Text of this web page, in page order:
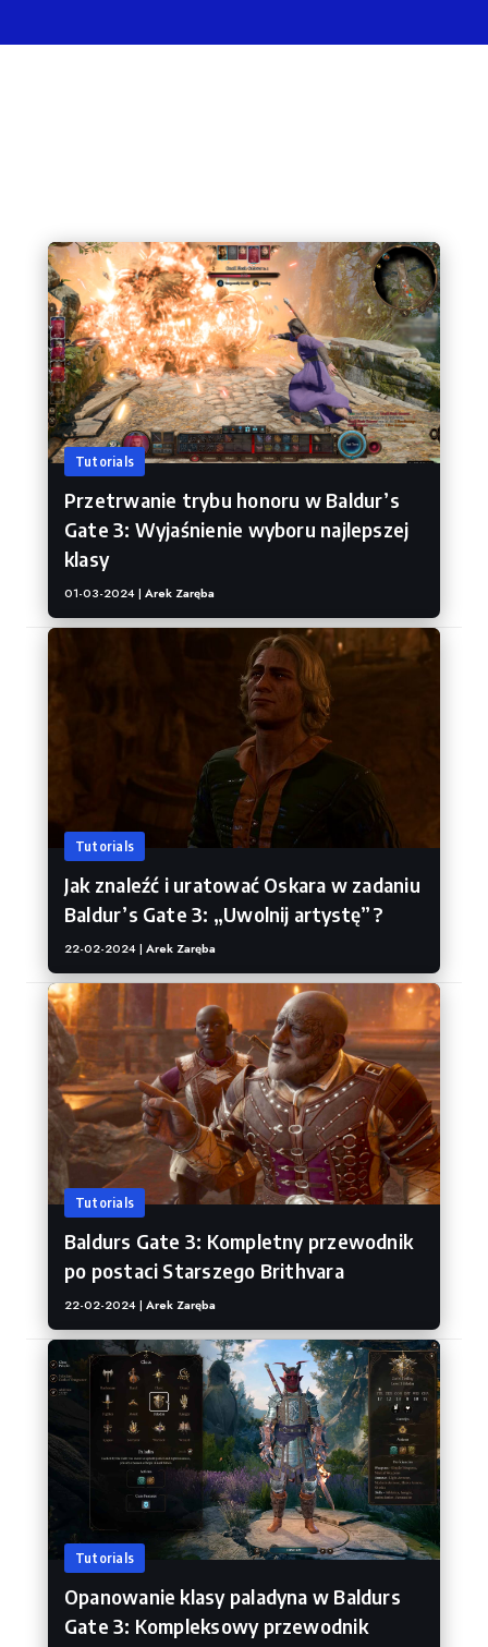
Tutorials
Przetrwanie trybu honoru w Baldur’s
Gate 3: Wyjaśnienie wyboru najlepszej
klasy
01-03-2024 | Arek Zaręba
Tutorials
Jak znaleźć i uratować Oskara w zadaniu
Baldur’s Gate 3: „Uwolnij artystę”?
22-02-2024 | Arek Zaręba
Tutorials
Baldurs Gate 3: Kompletny przewodnik
po postaci Starszego Brithvara
22-02-2024 | Arek Zaręba
Tutorials
Opanowanie klasy paladyna w Baldurs
Gate 3: Kompleksowy przewodnik